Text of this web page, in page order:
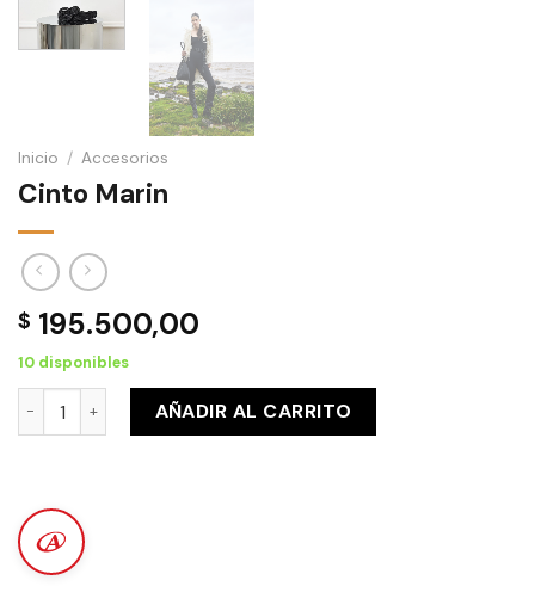
Inicio / Accesorios
Cinto Marin
$ 195.500,00
10 disponibles
Cinto Marin cantidadAÑADIR AL CARRITO